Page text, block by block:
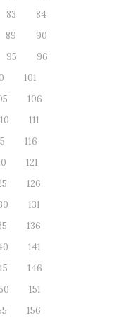
83
84
89
90
95
96
101
106
111
116
121
126
131
136
141
146
151
156